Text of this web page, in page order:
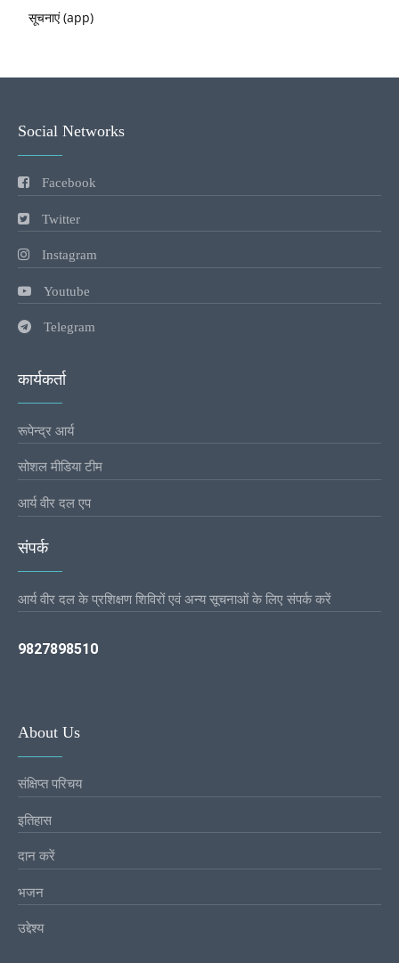
सूचनाएं (app)
Social Networks
Facebook
Twitter
Instagram
Youtube
Telegram
कार्यकर्ता
रूपेन्द्र आर्य
सोशल मीडिया टीम
आर्य वीर दल एप
संपर्क
आर्य वीर दल के प्रशिक्षण शिविरों एवं अन्य सूचनाओं के लिए संपर्क करें
9827898510
About Us
संक्षिप्त परिचय
इतिहास
दान करें
भजन
उद्देश्य